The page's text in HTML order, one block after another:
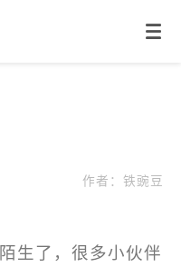
作者：铁豌豆
生了，很多小伙伴